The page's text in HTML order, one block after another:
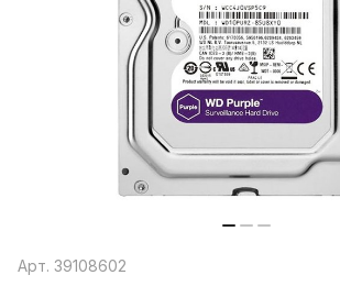
Арт. 39108602